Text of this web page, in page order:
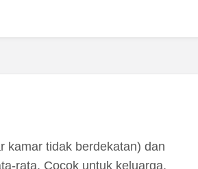
kamar tidak berdekatan) dan
rata. Cocok untuk keluarga,